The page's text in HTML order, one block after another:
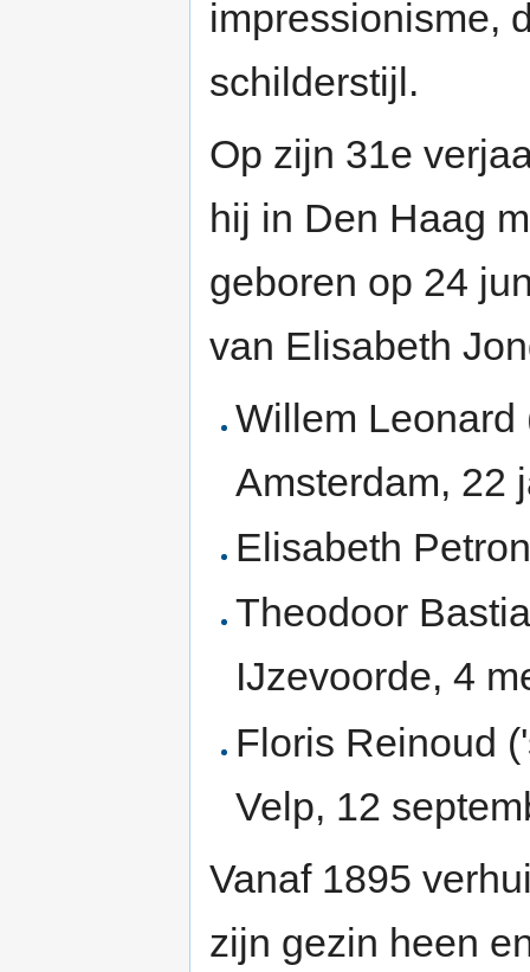
impressionisme,
schilderstijl.
Op zijn 31e
hij in Den Haag
geboren op 24
van Elisabeth
Willem
Amsterdam, 22
Elisabeth
Theodoor
IJzevoorde, 4
Floris Reinoud
Velp, 12
Vanaf 1895
zijn gezin heen